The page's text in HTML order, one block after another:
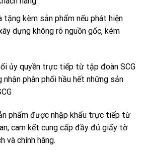
tặng kèm sản phẩm nếu phát hiện
dựng không rõ nguồn gốc, kém
ủy quyền trực tiếp từ tập đoàn SCG
phân phối hầu hết những sản
phẩm được nhập khẩu trực tiếp từ
cam kết cung cấp đầy đủ giấy tờ
và chính hãng.